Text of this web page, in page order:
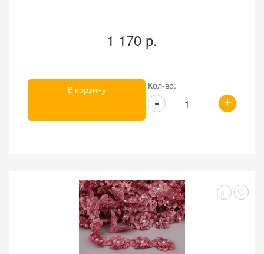
1 170 р.
Кол-во:
+
-
В корзину